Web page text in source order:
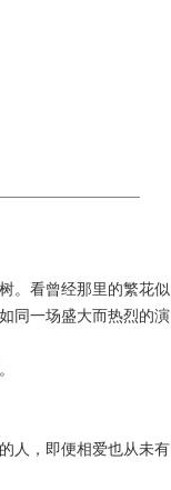
。看曾经那里的繁花似
同一场盛大而热烈的演
人，即便相爱也从未有